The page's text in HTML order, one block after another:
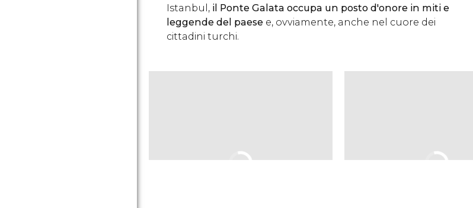
Istanbul, il Ponte Galata occupa un posto d'onore in miti e
leggende del paese e, ovviamente, anche nel cuore dei
cittadini turchi.